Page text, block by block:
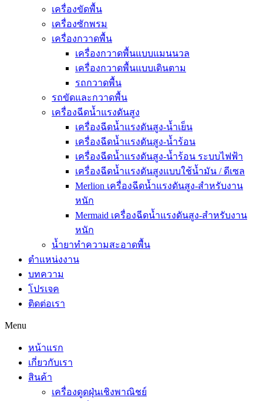
เครื่องขัดพื้น
เครื่องซักพรม
เครื่องกวาดพื้น
เครื่องกวาดพื้นแบบแมนนวล
เครื่องกวาดพื้นแบบเดินตาม
รถกวาดพื้น
รถขัดและกวาดพื้น
เครื่องฉีดน้ำแรงดันสูง
เครื่องฉีดน้ำแรงดันสูง-น้ำเย็น
เครื่องฉีดน้ำแรงดันสูง-น้ำร้อน
เครื่องฉีดน้ำแรงดันสูง-น้ำร้อน ระบบไฟฟ้า
เครื่องฉีดน้ำแรงดันสูงแบบใช้น้ำมัน / ดีเซล
Merlion เครื่องฉีดน้ำแรงดันสูง-สำหรับงาน
หนัก
Mermaid เครื่องฉีดน้ำแรงดันสูง-สำหรับงาน
หนัก
น้ำยาทำความสะอาดพื้น
ตำแหน่งงาน
บทความ
โปรเจค
ติดต่อเรา
Menu
หน้าแรก
เกี่ยวกับเรา
สินค้า
เครื่องดูดฝุ่นเชิงพาณิชย์